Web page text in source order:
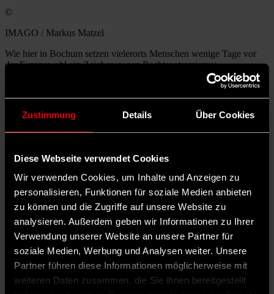
Zustimmung Details Über Cookies
Diese Webseite verwendet Cookies
Wir verwenden Cookies, um Inhalte und Anzeigen zu
personalisieren, Funktionen für soziale Medien anbieten
zu können und die Zugriffe auf unsere Website zu
analysieren. Außerdem geben wir Informationen zu Ihrer
Verwendung unserer Website an unsere Partner für
soziale Medien, Werbung und Analysen weiter. Unsere
Partner führen diese Informationen möglicherweise mit
weiteren Daten zusammen, die Sie ihnen bereitgestellt
©
IMAGO / Markus Matzel
Wie hier in Bochum setzen vielerorts Menschen wenige Tage vor
der Europawahl ein Zeichen gegen Rechtsextremismus.
Europawahl: Wo Sie jetzt gegen Rechtsextremismus demonstrieren
Risiko AfD: Wie Extremismus zum wirtschaftlichen
Standortnachteil wird
Es gibt viele Aufrufe, die im Vorfeld der Europawahl kursieren. Sie
sollen verdeutlichen, was auf dem Spiel steht. Einige von ihnen sind
sehr drastisch, kleines Beispiel: „Wählen ist wie Zähneputzen –
machst du’s nicht, wird’s braun.“ Die bildliche Vorstellung dessen
wirkt wenig appetitlich, schreckt ab und weist gleichzeitig auf die
Gefahren durch Rechtsextreme und Rechtspopulist*innen hin.
Mehr Wähler*innen, weniger Prozente
für Rechte